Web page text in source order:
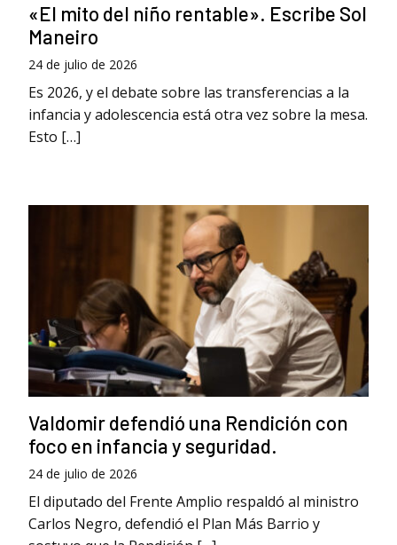
«El mito del niño rentable». Escribe Sol
Maneiro
24 de julio de 2026
Es 2026, y el debate sobre las transferencias a la
infancia y adolescencia está otra vez sobre la mesa.
Esto […]
Valdomir defendió una Rendición con
foco en infancia y seguridad.
24 de julio de 2026
El diputado del Frente Amplio respaldó al ministro
Carlos Negro, defendió el Plan Más Barrio y